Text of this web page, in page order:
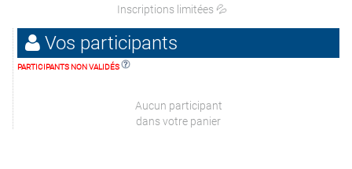
Inscriptions limitées 💦
Vos participants
PARTICIPANTS NON VALIDÉS
Aucun participant
dans votre panier